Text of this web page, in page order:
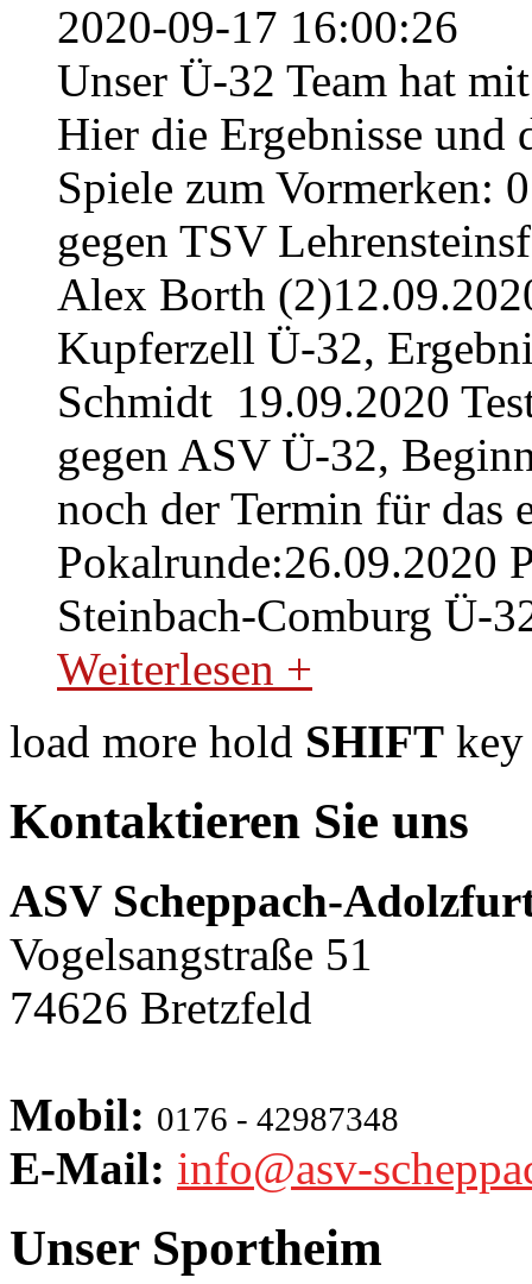
2020-09-17 16:00:26
Unser Ü-32 Team hat
Hier die Ergebnisse und
Spiele zum Vormerken:
gegen TSV
Alex Borth
Kupferzell Ü-32,
Schmidt 19.09.2020
gegen ASV Ü-32,
noch der Termin für das
Pokalrunde:26.09.2020
Steinbach-Comburg Ü-
Weiterlesen +
load more hold SHIFT
Kontaktieren Sie uns
ASV Scheppach-
Vogelsangstraße 51
74626 Bretzfeld
Mobil: 0176 - 42987348
E-Mail: info@asv-
Unser Sportheim